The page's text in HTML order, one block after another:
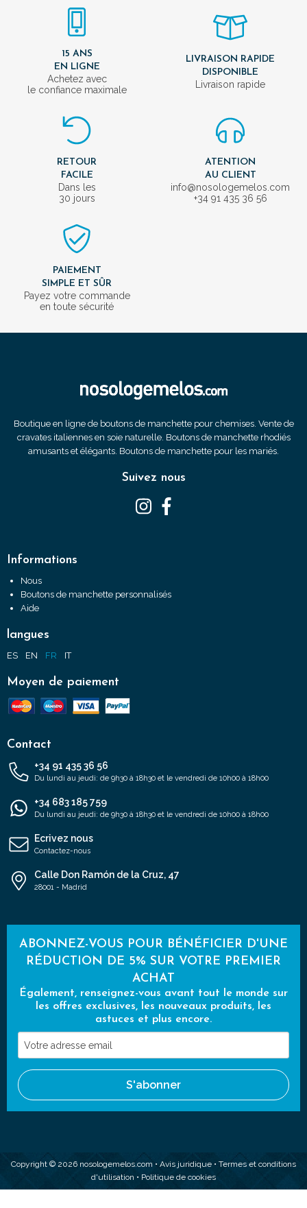
15 ANS
EN LIGNE
Achetez avec
le confiance maximale
LIVRAISON RAPIDE
DISPONIBLE
Livraison rapide
RETOUR
FACILE
Dans les
30 jours
ATENTION
AU CLIENT
info@nosologemelos.com
+34 91 435 36 56
PAIEMENT
SIMPLE ET SÛR
Payez votre commande
en toute sécurité
Boutique en ligne de boutons de manchette pour chemises. Vente de
cravates italiennes en soie naturelle. Boutons de manchette rhodiés
amusants et élégants. Boutons de manchette pour les mariés.
Suivez nous
Informations
Nous
Boutons de manchette personnalisés
Aide
langues
ES EN FR IT
Moyen de paiement
Contact
+34 91 435 36 56
Du lundi au jeudi: de 9h30 à 18h30 et le vendredi de 10h00 à 18h00
+34 683 185 759
Du lundi au jeudi: de 9h30 à 18h30 et le vendredi de 10h00 à 18h00
Ecrivez nous
Contactez-nous
Calle Don Ramón de la Cruz, 47
28001 - Madrid
ABONNEZ-VOUS POUR BÉNÉFICIER D'UNE
RÉDUCTION DE 5% SUR VOTRE PREMIER
ACHAT
Également, renseignez-vous avant tout le monde sur
les offres exclusives, les nouveaux produits, les
astuces et plus encore.
Votre
adresse
email
S'abonner
Copyright © 2026 nosologemelos.com • Avis juridique • Termes et conditions
d'utilisation • Politique de cookies